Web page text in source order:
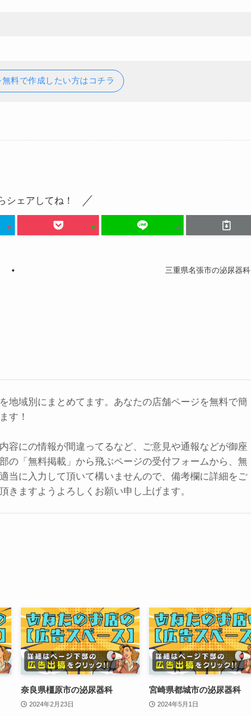
料で作成したい方はコチラ
シェアしてね！
三重県名張市の泌尿器科
地域別にまとめてます。あなたの店舗ページを無料で簡
す！
容にの情報が間違ってるなど、ご意見や通報などが御座
の「無料掲載」から飛ぶページの受付フォームから、無
当に入力して頂いて構いませんので、備考欄に詳細をご
きますようよろしくお願い申し上げます。
奈良県橿原市の泌尿器科
2024年2月23日
宮崎県都城市の泌尿器科
2024年5月1日